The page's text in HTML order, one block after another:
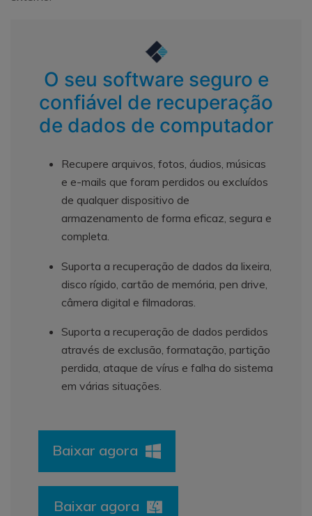
O seu software seguro e
confiável de recuperação
de dados de computador
Recupere arquivos, fotos, áudios, músicas
e e-mails que foram perdidos ou excluídos
de qualquer dispositivo de
armazenamento de forma eficaz, segura e
completa.
Suporta a recuperação de dados da lixeira,
disco rígido, cartão de memória, pen drive,
câmera digital e filmadoras.
Suporta a recuperação de dados perdidos
através de exclusão, formatação, partição
perdida, ataque de vírus e falha do sistema
em várias situações.
Baixar agora
Baixar agora